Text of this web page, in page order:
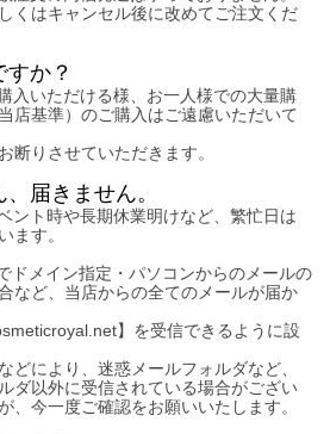
くはキャンセル後に改めてご注文くだ
か？
入いただける様、お一人様での大量購
店基準）のご購入はご遠慮いただいて
断りさせていただきます。
届きません。
ント時や長期休業明けなど、繁忙日は
ます。
ドメイン指定・パソコンからのメールの
など、当店からの全てのメールが届か
】を受信できるように設
どにより、迷惑メールフォルダなど、
ダ以外に受信されている場合がござい
、今一度ご確認をお願いいたします。